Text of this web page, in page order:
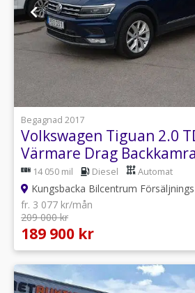
1
Begagnad 2017
Volkswagen Tiguan 2.0
Värmare Drag Backkamra
14 050 mil Diesel Automat
Kungsbacka Bilcentrum
fr. 3 077 kr/mån
209 000 kr
189 900 kr